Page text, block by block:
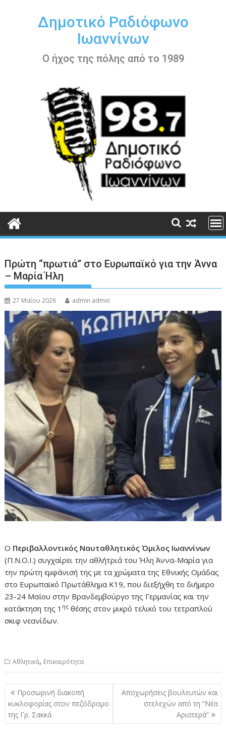
περιεχόμενοΔημοτικό Ραδιόφωνο
Ιωαννίνων
Ο ήχος της πόλης από το 1989
Πρώτη “πρωτιά” στο Ευρωπαϊκό για την Άννα
– Μαρία Ήλη
27 Μαΐου 2026 admin admin
Ο Περιβαλλοντικός Ναυταθλητικός Όμιλος Ιωαννίνων
(Π.Ν.Ο.Ι.) συγχαίρει την αθλήτριά του Ήλη Άννα-Μαρία για
την πρώτη εμφάνισή της με τα χρώματα της Εθνικής Ομάδας
στο Ευρωπαϊκό Πρωτάθλημα Κ19, που διεξήχθη το διήμερο
23-24 Μαΐου στην Βρανδεμβούργο της Γερμανίας και την
κατάκτηση της 1 ης θέσης στον μικρό τελικό του τετραπλού
σκιφ νεανίδων.
Αθλητικά, Επικαιρότητα
Πλοήγηση
άρθρων
Προσωρινή διακοπή
κυκλοφορίας στον πεζόδρομο
της Γρ. Σακκά
Αποχωρήσεις βουλευτών και
στελεχών από τη “Νέα
Αριστερά”